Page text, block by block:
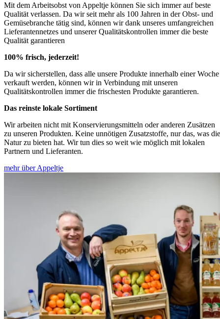
Mit dem Arbeitsobst von Appeltje können Sie sich immer auf beste
Qualität verlassen. Da wir seit mehr als 100 Jahren in der Obst- und
Gemüsebranche tätig sind, können wir dank unseres umfangreichen
Lieferantennetzes und unserer Qualitätskontrollen immer die beste
Qualität garantieren
100% frisch, jederzeit!
Da wir sicherstellen, dass alle unsere Produkte innerhalb einer Woche
verkauft werden, können wir in Verbindung mit unseren
Qualitätskontrollen immer die frischesten Produkte garantieren.
Das reinste lokale Sortiment
Wir arbeiten nicht mit Konservierungsmitteln oder anderen Zusätzen
zu unseren Produkten. Keine unnötigen Zusatzstoffe, nur das, was die
Natur zu bieten hat. Wir tun dies so weit wie möglich mit lokalen
Partnern und Lieferanten.
mehr über Appeltje